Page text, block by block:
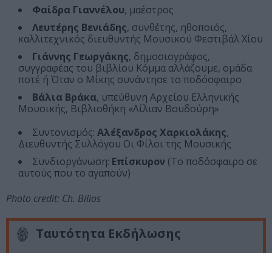
Φαίδρα Γιαννέλου, μαέστρος
Λευτέρης Βενιάδης, συνθέτης, ηθοποιός,
καλλιτεχνικός διευθυντής Μουσικού Φεστιβάλ Χίου
Γιάννης Γεωργάκης, δημοσιογράφος,
συγγραφέας του βιβλίου Κόμμα αλλάζουμε, ομάδα
ποτέ ή Όταν ο Μίκης συνάντησε το ποδόσφαιρο
Βάλια Βράκα, υπεύθυνη Αρχείου Ελληνικής
Μουσικής, Βιβλιοθήκη «Λίλιαν Βουδούρη»
Συντονισμός: Αλέξανδρος Χαρκιολάκης,
Διευθυντής Συλλόγου Οι Φίλοι της Μουσικής
Συνδιοργάνωση: Επίσκυρον (Το ποδόσφαιρο σε
αυτούς που το αγαπούν)
Photo credit: Ch. Bilios
Ταυτότητα Εκδήλωσης